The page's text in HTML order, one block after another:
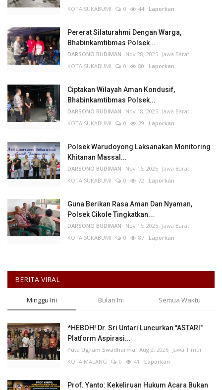
KOTA SUKABUMI
0 44 Laporkan
Pererat Silaturahmi Dengan Warga,
Bhabinkamtibmas Polsek...
DARSONO BUDIMAN Nov 28, 2025 Jawa Barat
KOTA SUKABUMI
0 80 Laporkan
Ciptakan Wilayah Aman Kondusif,
Bhabinkamtibmas Polsek...
DARSONO BUDIMAN Nov 18, 2025 Jawa Barat
KOTA SUKABUMI
0 79 Laporkan
Polsek Warudoyong Laksanakan Monitoring
Khitanan Massal...
DARSONO BUDIMAN Nov 16, 2025 Jawa Barat
KOTA SUKABUMI
0 72 Laporkan
Guna Berikan Rasa Aman Dan Nyaman,
Polsek Cikole Tingkatkan...
DARSONO BUDIMAN Nov 16, 2025 Jawa Barat
KOTA SUKABUMI
0 87 Laporkan
BERITA VIRAL
Minggu Ini Bulan Ini Semua Waktu
*HEBOH! Dr. Sri Untari Luncurkan "ASTARI"
Platform Aspirasi...
Putu Ugram Swadharma Aug 2, 2026 Jawa Timur
KOTA MALANG
0 41 Laporkan
Prof. Yanto: Kekeliruan Hukum Acara Bukan